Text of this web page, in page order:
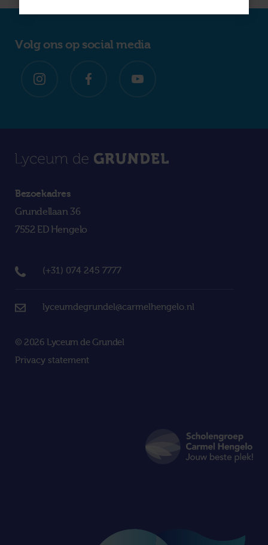
Volg ons op social media
Bezoekadres
Grundellaan 36
7552 ED Hengelo
(+31) 074 245 7777
lyceumdegrundel@carmelhengelo.nl
© 2026 Lyceum de Grundel
Privacy statement